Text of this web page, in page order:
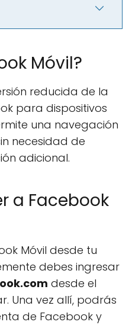
Móvil?
reducida de la
para dispositivos
una navegación
necesidad de
adicional.
a Facebook
Móvil desde tu
debes ingresar
desde el
Una vez allí, podrás
de Facebook y